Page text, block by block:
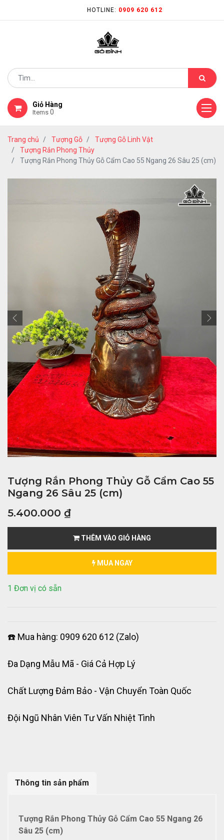
HOTLINE: 0909 620 612
Giỏ Hàng
Items 0
Trang chủ Tượng Gỗ
Tượng Gỗ Linh Vật
Tượng Rắn Phong Thủy
Tượng Rắn Phong Thủy Gỗ Cẩm Cao 55 Ngang 26 Sâu 25 (cm)
Tượng Rắn Phong Thủy Gỗ Cẩm Cao 55
Ngang 26 Sâu 25 (cm)
5.400.000 ₫
THÊM VÀO GIỎ HÀNG
MUA NGAY
1 Đơn vị có sẵn
☎️ Mua hàng: 0909 620 612 (Zalo)
Đa Dạng Mẫu Mã - Giá Cả Hợp Lý
Chất Lượng Đảm Bảo - Vận Chuyển Toàn Quốc
Đội Ngũ Nhân Viên Tư Vấn Nhiệt Tình
Thông tin sản phẩm
Tượng Rắn Phong Thủy Gỗ Cẩm Cao 55 Ngang 26
Sâu 25 (cm)